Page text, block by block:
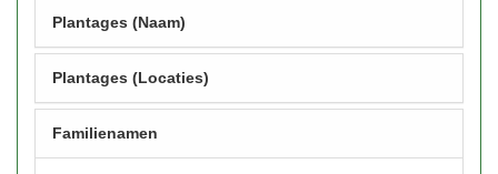
Plantages (Naam)
Plantages (Locaties)
Familienamen